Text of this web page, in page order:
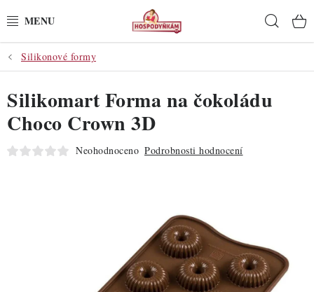
na
POTŘEBY
POMŮCKY
SUROVINY
Silikonové formy
Silikomart Forma na čokoládu
Choco Crown 3D
Neohodnoceno Podrobnosti hodnocení